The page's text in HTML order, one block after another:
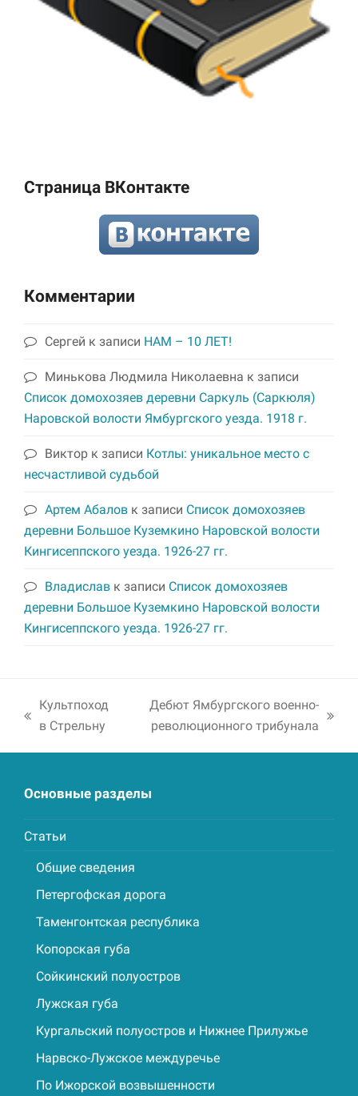
Страница ВКонтакте
Комментарии
Сергей к записи НАМ – 10 ЛЕТ!
Минькова Людмила Николаевна к записи
Список домохозяев деревни Саркуль (Саркюля)
Наровской волости Ямбургского уезда. 1918 г.
Виктор к записи Котлы: уникальное место с
несчастливой судьбой
Артем Абалов к записи Список домохозяев
деревни Большое Куземкино Наровской волости
Кингисеппского уезда. 1926-27 гг.
Владислав к записи Список домохозяев
деревни Большое Куземкино Наровской волости
Кингисеппского уезда. 1926-27 гг.
previous
Культпоход
в Стрельну
next
Дебют Ямбургского военно-
революционного трибунала
Основные разделы
Статьи
Общие сведения
Петергофская дорога
Таменгонтская республика
Копорская губа
Сойкинский полуостров
Лужская губа
Кургальский полуостров и Нижнее Прилужье
Нарвско-Лужское междуречье
По Ижорской возвышенности